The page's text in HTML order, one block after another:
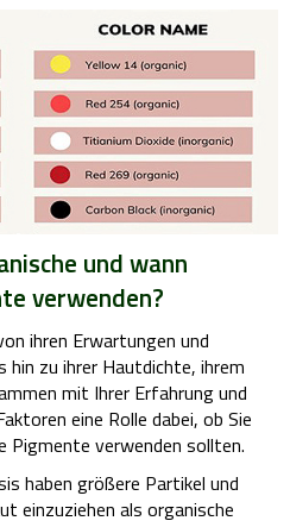
und wann
verwenden?
ihren Erwartungen und
hin zu ihrer Hautdichte, ihrem
mit Ihrer Erfahrung und
eine Rolle dabei, ob Sie
Pigmente verwenden sollten.
haben größere Partikel und
einzuziehen als organische